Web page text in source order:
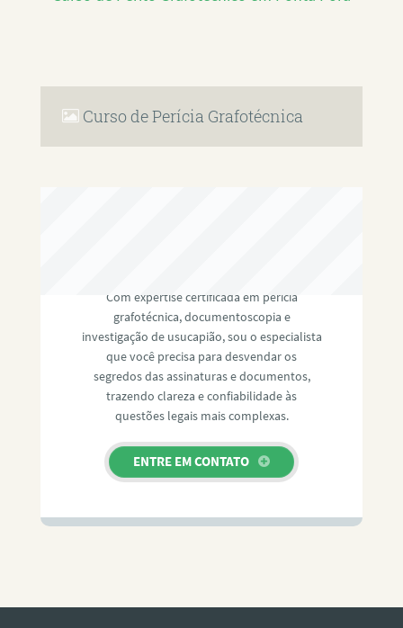
Curso de Perícia Grafotécnica
Com expertise certificada em perícia
grafotécnica, documentoscopia e
investigação de usucapião, sou o especialista
que você precisa para desvendar os
segredos das assinaturas e documentos,
trazendo clareza e confiabilidade às
questões legais mais complexas.
ENTRE EM CONTATO